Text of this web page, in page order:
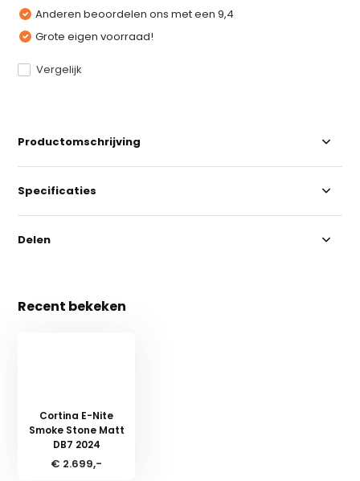
Anderen beoordelen ons met een 9,4
Grote eigen voorraad!
Vergelijk
Productomschrijving
Specificaties
Delen
Recent bekeken
Cortina E-Nite
Smoke Stone Matt
DB7 2024
€ 2.699,-